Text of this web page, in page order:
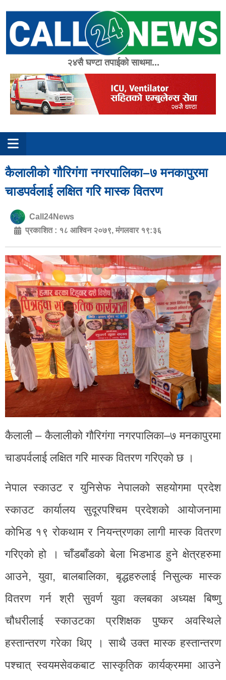
content
२४सै घण्टा तपाईको साथमा...
कैलालीको गौरिगंगा नगरपालिका–७ मनकापुरमा
चाडपर्वलाई लक्षित गरि मास्क वितरण
Call24News
प्रकाशित : १८ आश्विन २०७९, मंगलवार १९:३६
कैलाली – कैलालीको गौरिगंगा नगरपालिका–७ मनकापुरमा
चाडपर्वलाई लक्षित गरि मास्क वितरण गरिएको छ ।
नेपाल स्काउट र युनिसेफ नेपालको सहयोगमा प्रदेश
स्काउट कार्यालय सुदूरपश्चिम प्रदेशको आयोजनामा
कोभिड १९ रोकथाम र नियन्त्रणका लागी मास्क वितरण
गरिएको हो । चाँडबाँडको बेला भिडभाड हुने क्षेत्रहरुमा
आउने, युवा, बालबालिका, बृद्धहरुलाई निसुल्क मास्क
वितरण गर्न श्री सुवर्ण युवा क्लबका अध्यक्ष बिष्णु
चौधरीलाई स्काउटका प्रशिक्षक पुष्कर अवस्थिले
हस्तान्तरण गरेका थिए । साथै उक्त मास्क हस्तान्तरण
पश्चात् स्वयमसेवकबाट सास्कृतिक कार्यक्रममा आउने